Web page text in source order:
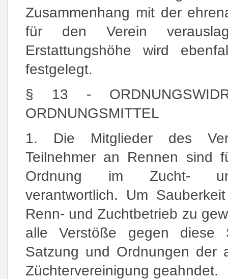
Zusammenhang mit der
für den Verein
Erstattungshöhe wird
festgelegt.
§ 13 -
ORDNUNGSMITTEL
1. Die Mitglieder des
Teilnehmer an Rennen sind
Ordnung im Zucht-
verantwortlich. Um
Renn- und Zuchtbetrieb zu
alle Verstöße gegen diese
Satzung und Ordnungen der
Züchtervereinigung geahndet.